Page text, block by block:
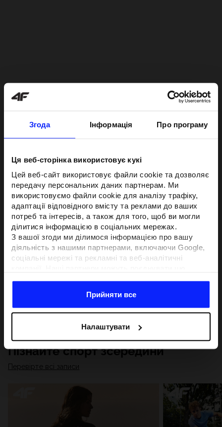
Згода Інформація Про програму
Ця веб-сторінка використовує кукі
Цей веб-сайт використовує файли cookie та дозволяє
передачу персональних даних партнерам. Ми
використовуємо файли cookie для аналізу трафіку,
адаптації відповідного вмісту та реклами до ваших
потреб та інтересів, а також для того, щоб ви могли
ділитися інформацією в соціальних мережах.
З вашої згоди ми ділимося інформацією про вашу
діяльність з нашими партнерами, включаючи Google,
соціальні мережі та рекламні та веб-аналітичні
отримують у результаті використання вами їхніх
послуг.З вашої згоди ми також можемо ділитися
з метою націлювання та покращення відображення
відповідної онлайн-реклами, проведення аналітики,
відповідності вмісту та вдосконалення рішень, які
пропонують наші партнери (наприклад, соціальні
мережі). Детальну інформацію можна знайти в нашій
та в розділі «Деталі».
Прийняти все
Налаштувати
Пізнайте спорт зсередини
Перевірте всі записи